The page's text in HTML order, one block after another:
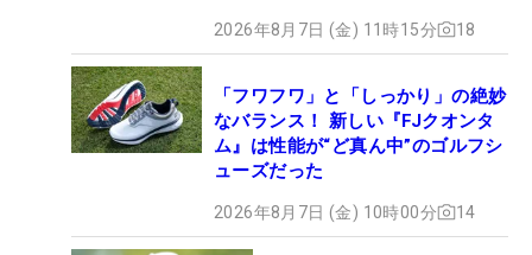
2026年8月7日 (金) 11時15分 18
「フワフワ」と「しっかり」の絶妙
なバランス！ 新しい『FJクオンタ
ム』は性能が“ど真ん中”のゴルフシ
ューズだった
2026年8月7日 (金) 10時00分 14